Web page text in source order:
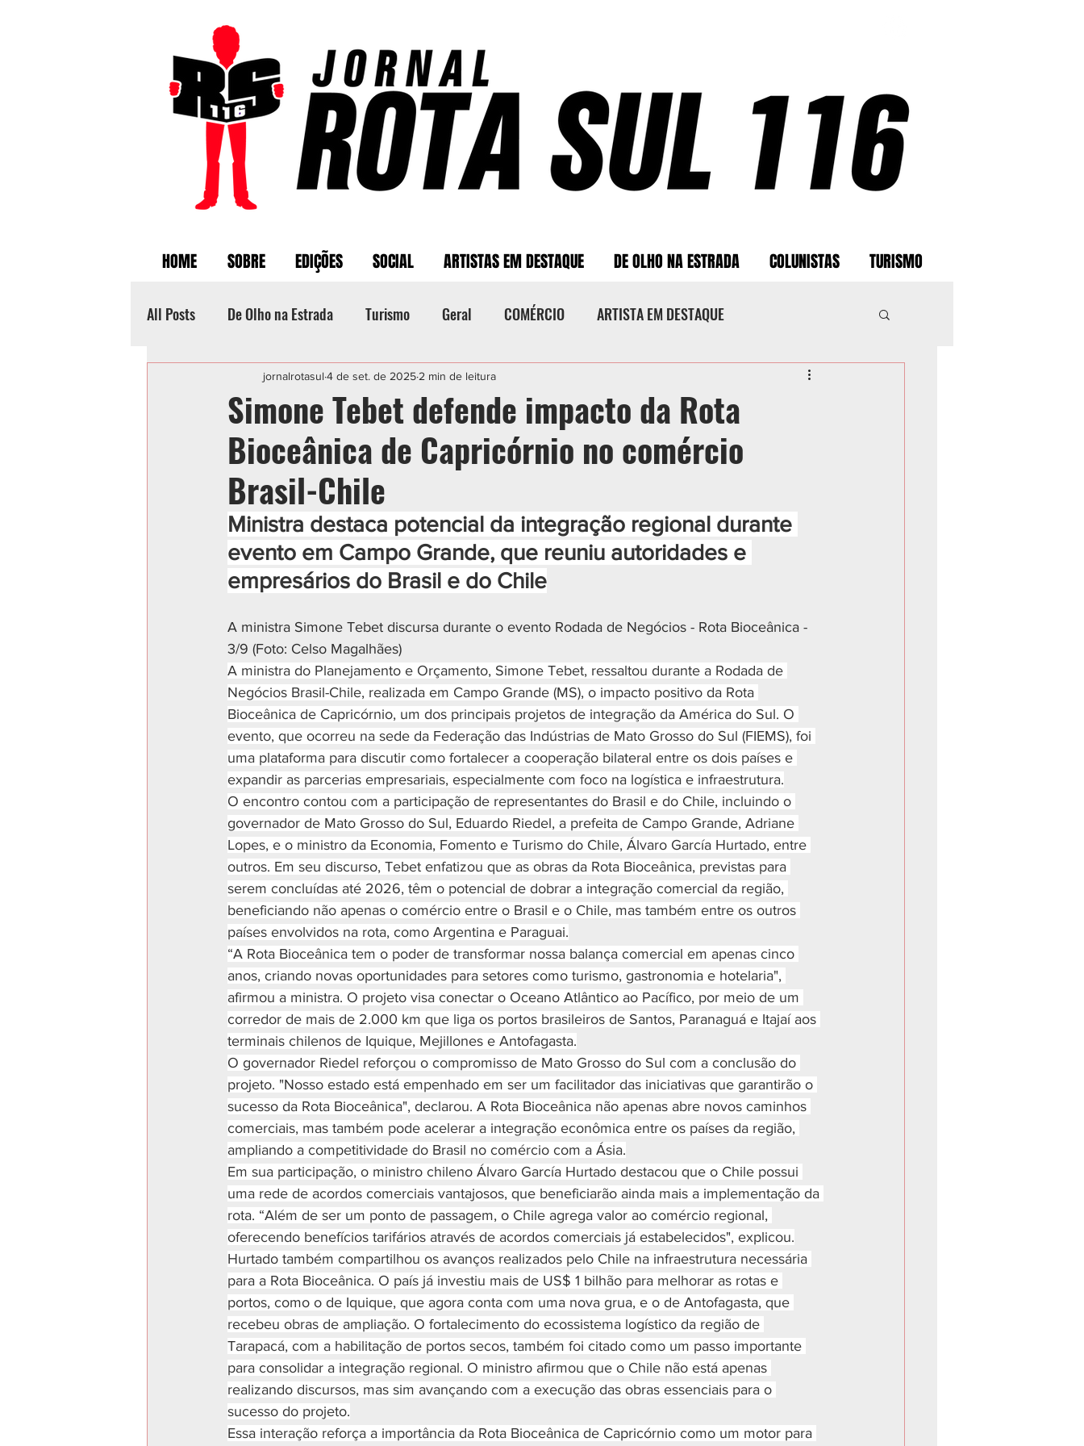
HOME SOBRE EDIÇÕES SOCIAL ARTISTAS EM DESTAQUE DE OLHO NA ESTRADA COLUNISTAS TURISMO
All Posts De Olho na Estrada Turismo Geral COMÉRCIO ARTISTA EM DESTAQUE
Categoria sem título POLICIAL ESPORTE CIDADES
Simone Tebet defende impacto da Rota
Bioceânica de Capricórnio no comércio
Brasil-Chile
jornalrotasul 4 de set. de 2025 2 min de leitura
Ministra destaca potencial da integração regional durante
evento em Campo Grande, que reuniu autoridades e
empresários do Brasil e do Chile
A ministra Simone Tebet discursa durante o evento Rodada de Negócios - Rota Bioceânica -
3/9 (Foto: Celso Magalhães)
A ministra do Planejamento e Orçamento, Simone Tebet, ressaltou durante a Rodada de
Negócios Brasil-Chile, realizada em Campo Grande (MS), o impacto positivo da Rota
Bioceânica de Capricórnio, um dos principais projetos de integração da América do Sul. O
evento, que ocorreu na sede da Federação das Indústrias de Mato Grosso do Sul (FIEMS), foi
uma plataforma para discutir como fortalecer a cooperação bilateral entre os dois países e
expandir as parcerias empresariais, especialmente com foco na logística e infraestrutura.
O encontro contou com a participação de representantes do Brasil e do Chile, incluindo o
governador de Mato Grosso do Sul, Eduardo Riedel, a prefeita de Campo Grande, Adriane
Lopes, e o ministro da Economia, Fomento e Turismo do Chile, Álvaro García Hurtado, entre
outros. Em seu discurso, Tebet enfatizou que as obras da Rota Bioceânica, previstas para
serem concluídas até 2026, têm o potencial de dobrar a integração comercial da região,
beneficiando não apenas o comércio entre o Brasil e o Chile, mas também entre os outros
países envolvidos na rota, como Argentina e Paraguai.
“A Rota Bioceânica tem o poder de transformar nossa balança comercial em apenas cinco
anos, criando novas oportunidades para setores como turismo, gastronomia e hotelaria",
afirmou a ministra. O projeto visa conectar o Oceano Atlântico ao Pacífico, por meio de um
corredor de mais de 2.000 km que liga os portos brasileiros de Santos, Paranaguá e Itajaí aos
terminais chilenos de Iquique, Mejillones e Antofagasta.
O governador Riedel reforçou o compromisso de Mato Grosso do Sul com a conclusão do
projeto. "Nosso estado está empenhado em ser um facilitador das iniciativas que garantirão o
sucesso da Rota Bioceânica", declarou. A Rota Bioceânica não apenas abre novos caminhos
comerciais, mas também pode acelerar a integração econômica entre os países da região,
ampliando a competitividade do Brasil no comércio com a Ásia.
Em sua participação, o ministro chileno Álvaro García Hurtado destacou que o Chile possui
uma rede de acordos comerciais vantajosos, que beneficiarão ainda mais a implementação da
rota. “Além de ser um ponto de passagem, o Chile agrega valor ao comércio regional,
oferecendo benefícios tarifários através de acordos comerciais já estabelecidos", explicou.
Hurtado também compartilhou os avanços realizados pelo Chile na infraestrutura necessária
para a Rota Bioceânica. O país já investiu mais de US$ 1 bilhão para melhorar as rotas e
portos, como o de Iquique, que agora conta com uma nova grua, e o de Antofagasta, que
recebeu obras de ampliação. O fortalecimento do ecossistema logístico da região de
Tarapacá, com a habilitação de portos secos, também foi citado como um passo importante
para consolidar a integração regional. O ministro afirmou que o Chile não está apenas
realizando discursos, mas sim avançando com a execução das obras essenciais para o
sucesso do projeto.
Essa interação reforça a importância da Rota Bioceânica de Capricórnio como um motor para